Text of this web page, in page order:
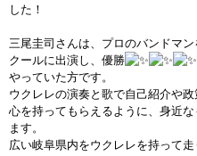
した！
三尾圭司さんは、プロのバンドマ
クールに出演し、優勝
やっていた方です。
ウクレレの演奏と歌で自己紹介や
心を持ってもらえるように、身近
ます。
広い岐阜県内をウクレレを持って走